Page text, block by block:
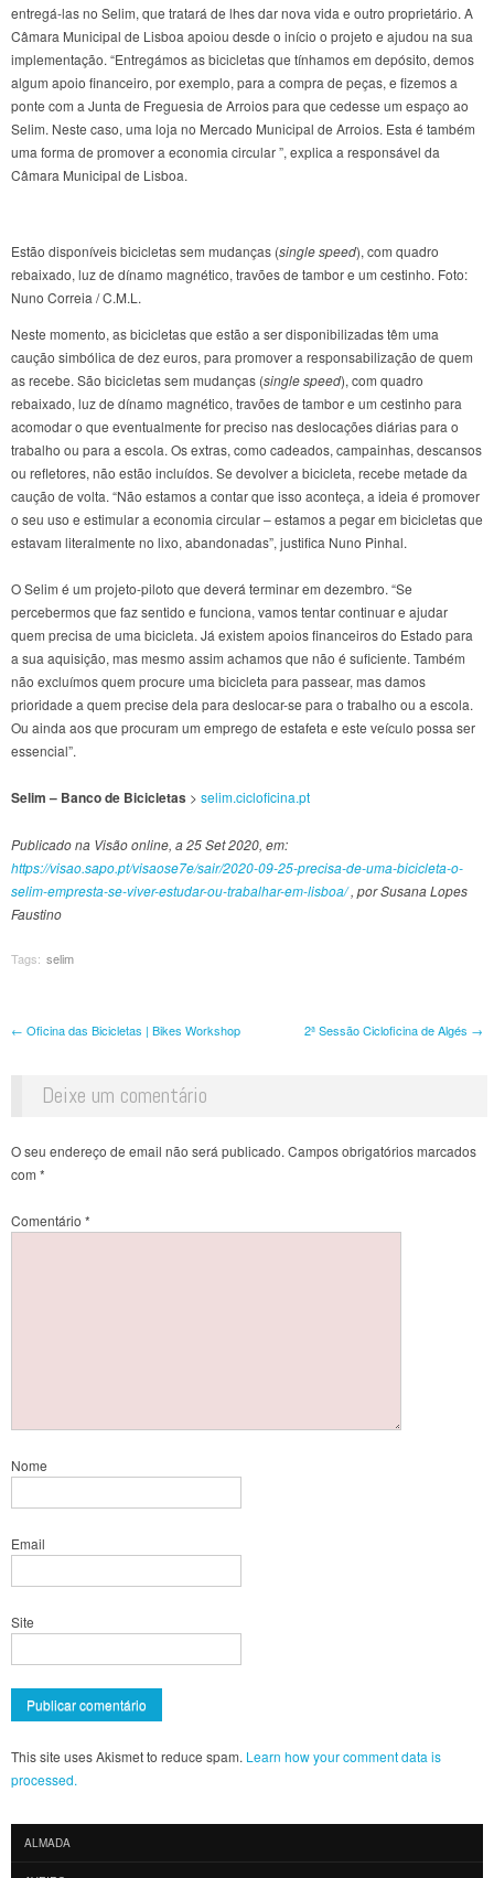
entregá-las no Selim, que tratará de lhes dar nova vida e outro proprietário. A
Câmara Municipal de Lisboa apoiou desde o início o projeto e ajudou na sua
implementação. “Entregámos as bicicletas que tínhamos em depósito, demos
algum apoio financeiro, por exemplo, para a compra de peças, e fizemos a
ponte com a Junta de Freguesia de Arroios para que cedesse um espaço ao
Selim. Neste caso, uma loja no Mercado Municipal de Arroios. Esta é também
uma forma de promover a economia circular ”, explica a responsável da
Câmara Municipal de Lisboa.
Estão disponíveis bicicletas sem mudanças (single speed), com quadro
rebaixado, luz de dínamo magnético, travões de tambor e um cestinho. Foto:
Nuno Correia / C.M.L.
Neste momento, as bicicletas que estão a ser disponibilizadas têm uma
caução simbólica de dez euros, para promover a responsabilização de quem
as recebe. São bicicletas sem mudanças (single speed), com quadro
rebaixado, luz de dínamo magnético, travões de tambor e um cestinho para
acomodar o que eventualmente for preciso nas deslocações diárias para o
trabalho ou para a escola. Os extras, como cadeados, campainhas, descansos
ou refletores, não estão incluídos. Se devolver a bicicleta, recebe metade da
caução de volta. “Não estamos a contar que isso aconteça, a ideia é promover
o seu uso e estimular a economia circular – estamos a pegar em bicicletas que
estavam literalmente no lixo, abandonadas”, justifica Nuno Pinhal.
O Selim é um projeto-piloto que deverá terminar em dezembro. “Se
percebermos que faz sentido e funciona, vamos tentar continuar e ajudar
quem precisa de uma bicicleta. Já existem apoios financeiros do Estado para
a sua aquisição, mas mesmo assim achamos que não é suficiente. Também
não excluímos quem procure uma bicicleta para passear, mas damos
prioridade a quem precise dela para deslocar-se para o trabalho ou a escola.
Ou ainda aos que procuram um emprego de estafeta e este veículo possa ser
essencial”.
Selim – Banco de Bicicletas > selim.cicloficina.pt
Publicado na Visão online, a 25 Set 2020, em:
https://visao.sapo.pt/visaose7e/sair/2020-09-25-precisa-de-uma-bicicleta-o-
selim-empresta-se-viver-estudar-ou-trabalhar-em-lisboa/, por Susana Lopes
Faustino
Tags: selim
Post navigation
← Oficina das Bicicletas | Bikes Workshop 2ª Sessão Cicloficina de Algés →
Deixe um comentário
O seu endereço de email não será publicado. Campos obrigatórios marcados
com *
Comentário *
Nome
Email
Site
This site uses Akismet to reduce spam. Learn how your comment data is
processed.
ALMADA